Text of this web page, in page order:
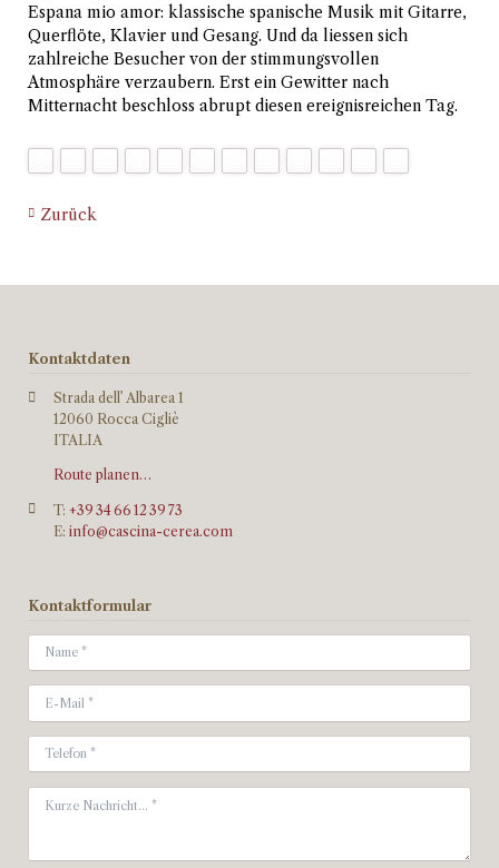
Espana mio amor: klassische spanische Musik mit Gitarre,
Querflöte, Klavier und Gesang. Und da liessen sich
zahlreiche Besucher von der stimmungsvollen
Atmosphäre verzaubern. Erst ein Gewitter nach
Mitternacht beschloss abrupt diesen ereignisreichen Tag.
Zurück
Kontaktdaten
Strada dell’ Albarea 1
12060 Rocca Cigliè
ITALIA
Route planen…
T: +39 34 66 12 39 73
E: info@cascina-cerea.com
Kontaktformular